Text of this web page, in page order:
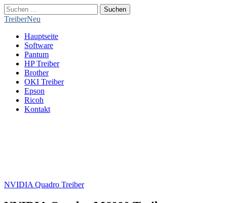
Suchen
nach:
TreiberNeu
Main
menu
Skip
content
Hauptseite
Software
Pantum
HP Treiber
Brother
OKI Treiber
Epson
Ricoh
Kontakt
NVIDIA Quadro Treiber